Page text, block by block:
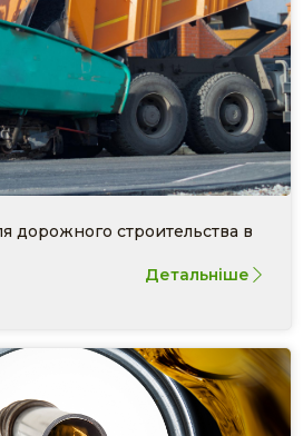
дорожного строительства в
Детальніше